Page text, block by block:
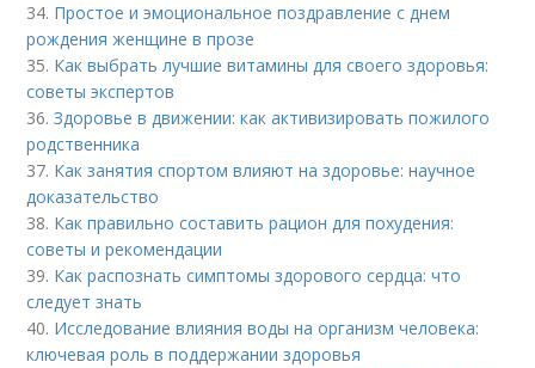
34. Простое и эмоциональное поздравление с днем
рождения женщине в прозе
35. Как выбрать лучшие витамины для своего здоровья:
советы экспертов
36.Здоровье в движении: как активизировать пожилого
родственника
37. Как занятия спортом влияют на здоровье: научное
доказательство
38. Как правильно составить рацион для похудения:
советы и рекомендации
39. Как распознать симптомы здорового сердца: что
следует знать
40. Исследование влияния воды на организм человека:
ключевая роль в поддержании здоровья